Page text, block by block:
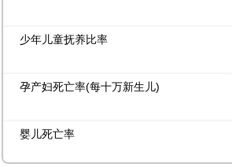
少年儿童抚养比率
孕产妇死亡率(每十万新生儿)
婴儿死亡率